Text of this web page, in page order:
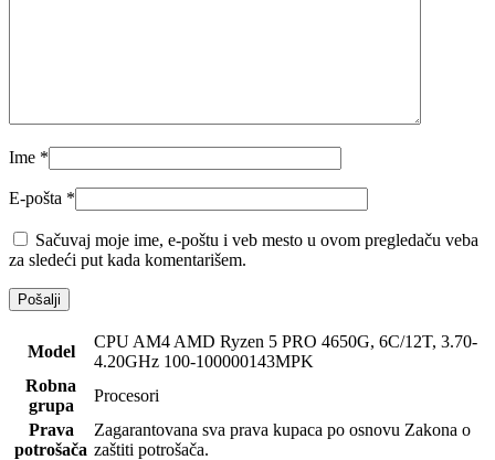
Ime *
E-pošta *
Sačuvaj moje ime, e-poštu i veb mesto u ovom pregledaču veba
za sledeći put kada komentarišem.
Model
CPU AM4 AMD Ryzen 5 PRO 4650G, 6C/12T, 3.70-
4.20GHz 100-100000143MPK
Robna
grupa
Procesori
Prava
potrošača
Zagarantovana sva prava kupaca po osnovu Zakona o
zaštiti potrošača.